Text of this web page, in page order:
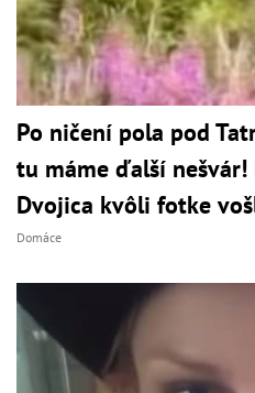
Po ničení pola pod
tu máme ďalší
Dvojica kvôli fotke
Domáce